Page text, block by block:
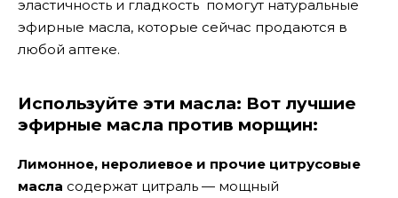
эластичность и гладкость помогут натуральные
эфирные масла, которые сейчас продаются в
любой аптеке.
Используйте эти масла: Вот лучшие
эфирные масла против морщин:
Лимонное, неролиевое и прочие цитрусовые
масла содержат цитраль — мощный